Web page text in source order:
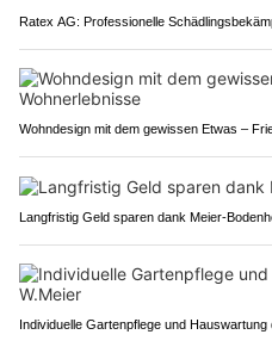
Ratex AG: Professionelle
Wohndesign mit dem gewissen Etwas –
Langfristig Geld sparen dank Meier-
Individuelle Gartenpflege und